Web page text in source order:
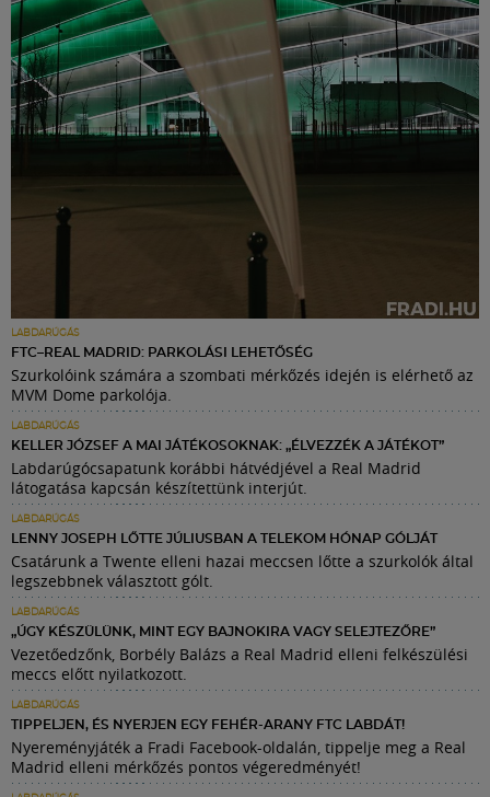
LABDARÚGÁS
FTC–REAL MADRID: PARKOLÁSI LEHETŐSÉG
Szurkolóink számára a szombati mérkőzés idején is elérhető az
MVM Dome parkolója.
LABDARÚGÁS
KELLER JÓZSEF A MAI JÁTÉKOSOKNAK: „ÉLVEZZÉK A JÁTÉKOT”
Labdarúgócsapatunk korábbi hátvédjével a Real Madrid
látogatása kapcsán készítettünk interjút.
LABDARÚGÁS
LENNY JOSEPH LŐTTE JÚLIUSBAN A TELEKOM HÓNAP GÓLJÁT
Csatárunk a Twente elleni hazai meccsen lőtte a szurkolók által
legszebbnek választott gólt.
LABDARÚGÁS
„ÚGY KÉSZÜLÜNK, MINT EGY BAJNOKIRA VAGY SELEJTEZŐRE”
Vezetőedzőnk, Borbély Balázs a Real Madrid elleni felkészülési
meccs előtt nyilatkozott.
LABDARÚGÁS
TIPPELJEN, ÉS NYERJEN EGY FEHÉR-ARANY FTC LABDÁT!
Nyereményjáték a Fradi Facebook-oldalán, tippelje meg a Real
Madrid elleni mérkőzés pontos végeredményét!